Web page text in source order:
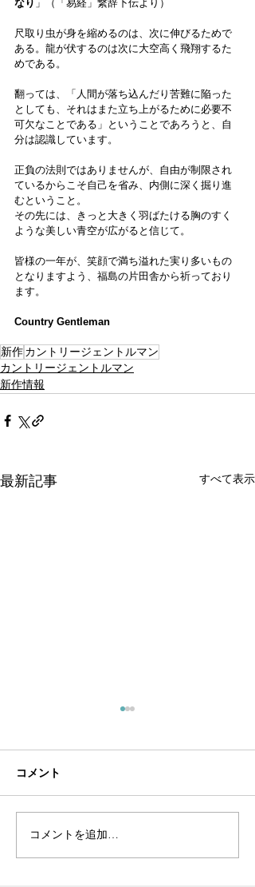
なり 」（「易経」繋辞下伝より）
尺取り虫が身を縮めるのは、次に伸びるためで
ある。龍が伏するのは次に大空高く飛翔するた
めである。
翻っては、「人間が落ち込んだり苦難に陥った
としても、それはまた立ち上がるために必要不
可欠なことである」ということであろうと、自
分は認識しています。
正負の法則ではありませんが、自由が制限され
ているからこそ自己を省み、内側に深く掘り進
むということ。
その先には、きっと大きく羽ばたける胸のすく
ような美しい青空が広がると信じて。
皆様の一年が、笑顔で満ち溢れた実り多いもの
となりますよう、福島の片田舎から祈っており
ます。
Country Gentleman
新作カントリージェントルマン
カントリージェントルマン
新作情報
最新記事 すべて表示
新作制作過程のご紹介
（ヴィンテージボロネッ
コメント
コメントを追加…